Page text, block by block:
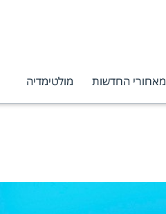
מאחורי החדשות מולטימדיה